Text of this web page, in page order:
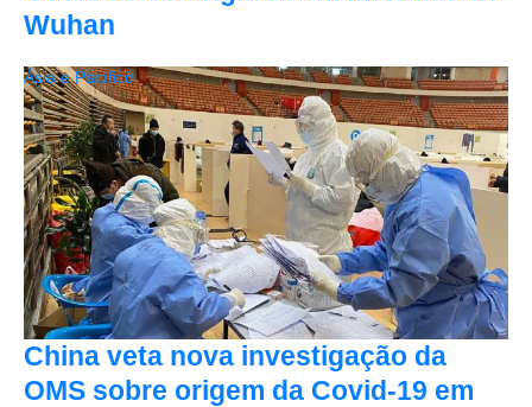
Wuhan
China veta nova investigação da
OMS sobre origem da Covid-19 em
Ásia e Pacífico